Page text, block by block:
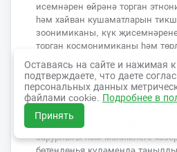
исемнәрен өйрәнә торган
һәм хайван кушаматларын
зоонимиканы, күк
торган космонимиканы һәм
билгеләрен-исемнәрен,
прагматонимиканы, матур
барлык төр ялгызлык
өйрәнә торган поэтик
(ономатопоэтиканы) ала.
микротопонимияне тирән һәм
зарурлыгы һәм мөһимлеге
Оставаясь на сайте и нажимая
подтверждаете, что даете
персональных данных
файлами cookie. Подробнее в
Принять